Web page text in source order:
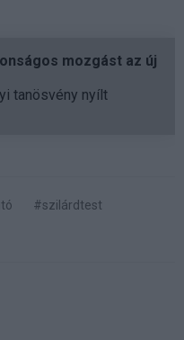
mozgást az új
tanösvény nyílt
#szilárdtest